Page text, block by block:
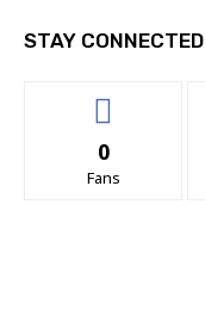
STAY CONNECTED
0
Fans